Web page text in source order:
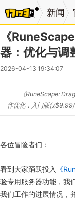
新闻
《
器：优化与
2026-04-13 19:34:07
《RuneScape:
作优化，入门版仅
各位冒险者们：
看到大家踊跃投入 《
验专用服务器功能，我
我们工作的进展情况，